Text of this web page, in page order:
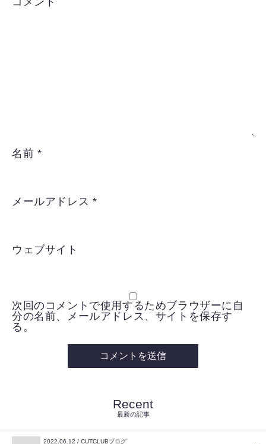
名前 *
メールアドレス *
ウェブサイト
次回のコメントで使用するためブラウザーに自
分の名前、メールアドレス、サイトを保存す
る。
Recent
最新の記事
2022.06.12 / CUTCLUBブログ